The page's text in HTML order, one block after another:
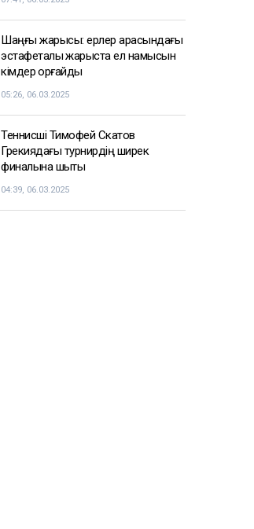
Шаңғы жарысы: ерлер арасындағы
эстафеталық жарыста ел намысын
кімдер қорғайды
05:26, 06.03.2025
Теннисші Тимофей Скатов
Грекиядағы турнирдің ширек
финалына шықты
04:39, 06.03.2025